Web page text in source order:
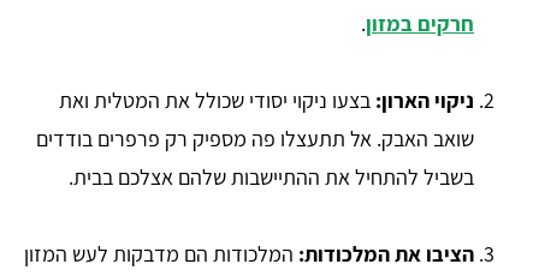
חרקים במזון.
ניקוי הארון: בצעו ניקוי יסודי שכולל את המטלית ואת
שואב האבק. אל תתעצלו פה מספיק רק פרפרים בודדים
בשביל להתחיל את ההתיישבות שלהם אצלכם בבית.
הציבו את המלכודות: המלכודות הם מדבקות לעש המזון